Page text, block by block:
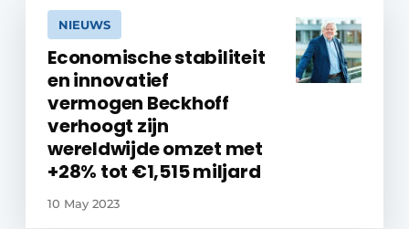
NIEUWS
Economische stabiliteit
en innovatief
vermogen Beckhoff
verhoogt zijn
wereldwijde omzet met
+28% tot €1,515 miljard
10 May 2023